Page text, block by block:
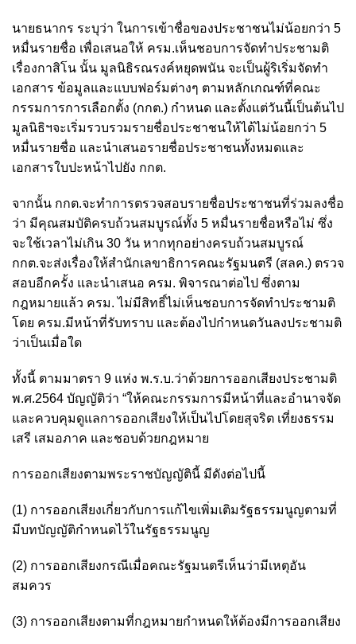
นายธนากร ระบุว่า ในการเข้าชื่อของประชาชนไม่น้อยกว่า 5
หมื่นรายชื่อ เพื่อเสนอให้ ครม.เห็นชอบการจัดทำประชามติ
เรื่องกาสิโน นั้น มูลนิธิรณรงค์หยุดพนัน จะเป็นผู้ริเริ่มจัดทำ
เอกสาร ข้อมูลและแบบฟอร์มต่างๆ ตามหลักเกณฑ์ที่คณะ
กรรมการการเลือกตั้ง (กกต.) กำหนด และตั้งแต่วันนี้เป็นต้นไป
มูลนิธิฯจะเริ่มรวบรวมรายชื่อประชาชนให้ได้ไม่น้อยกว่า 5
หมื่นรายชื่อ และนำเสนอรายชื่อประชาชนทั้งหมดและ
เอกสารใบปะหน้าไปยัง กกต.
จากนั้น กกต.จะทำการตรวจสอบรายชื่อประชาชนที่ร่วมลงชื่อ
ว่า มีคุณสมบัติครบถ้วนสมบูรณ์ทั้ง 5 หมื่นรายชื่อหรือไม่ ซึ่ง
จะใช้เวลาไม่เกิน 30 วัน หากทุกอย่างครบถ้วนสมบูรณ์
กกต.จะส่งเรื่องให้สำนักเลขาธิการคณะรัฐมนตรี (สลค.) ตรวจ
สอบอีกครั้ง และนำเสนอ ครม. พิจารณาต่อไป ซึ่งตาม
กฎหมายแล้ว ครม. ไม่มีสิทธิ์ไม่เห็นชอบการจัดทำประชามติ
โดย ครม.มีหน้าที่รับทราบ และต้องไปกำหนดวันลงประชามติ
ว่าเป็นเมื่อใด
ทั้งนี้ ตามมาตรา 9 แห่ง พ.ร.บ.ว่าด้วยการออกเสียงประชามติ
พ.ศ.2564 บัญญัติว่า “ให้คณะกรรมการมีหน้าที่และอำนาจจัด
และควบคุมดูแลการออกเสียงให้เป็นไปโดยสุจริต เที่ยงธรรม
เสรี เสมอภาค และชอบด้วยกฎหมาย
การออกเสียงตามพระราชบัญญัตินี้ มีดังต่อไปนี้
(1) การออกเสียงเกี่ยวกับการแก้ไขเพิ่มเติมรัฐธรรมนูญตามที่
มีบทบัญญัติกำหนดไว้ในรัฐธรรมนูญ
(2) การออกเสียงกรณีเมื่อคณะรัฐมนตรีเห็นว่ามีเหตุอัน
สมควร
(3) การออกเสียงตามที่กฎหมายกำหนดให้ต้องมีการออกเสียง